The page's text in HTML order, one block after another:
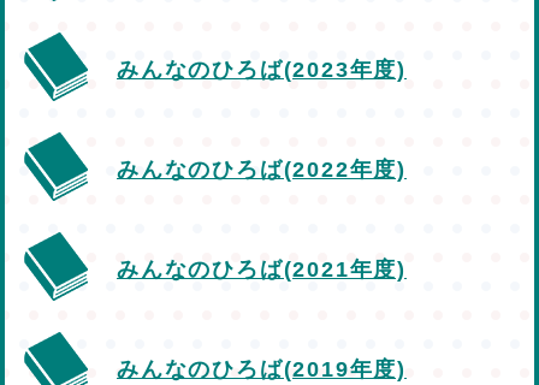
みんなのひろば(2023年度)
みんなのひろば(2022年度)
みんなのひろば(2021年度)
みんなのひろば(2019年度)